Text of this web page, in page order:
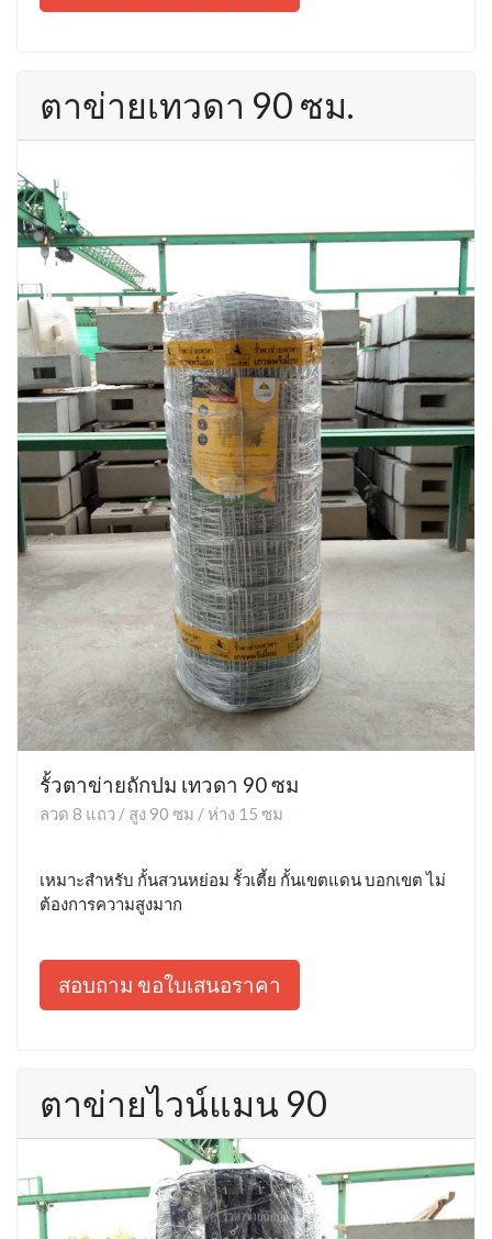
ตาข่ายเทวดา 90 ซม.
รั้วตาข่ายถักปม เทวดา 90 ซม
ลวด 8 แถว / สูง 90 ซม / ห่าง 15 ซม
เหมาะสำหรับ กั้นสวนหย่อม รั้วเตี้ย กั้นเขตแดน บอกเขต ไม่
ต้องการความสูงมาก
สอบถาม ขอใบเสนอราคา
ตาข่ายไวน์แมน 90